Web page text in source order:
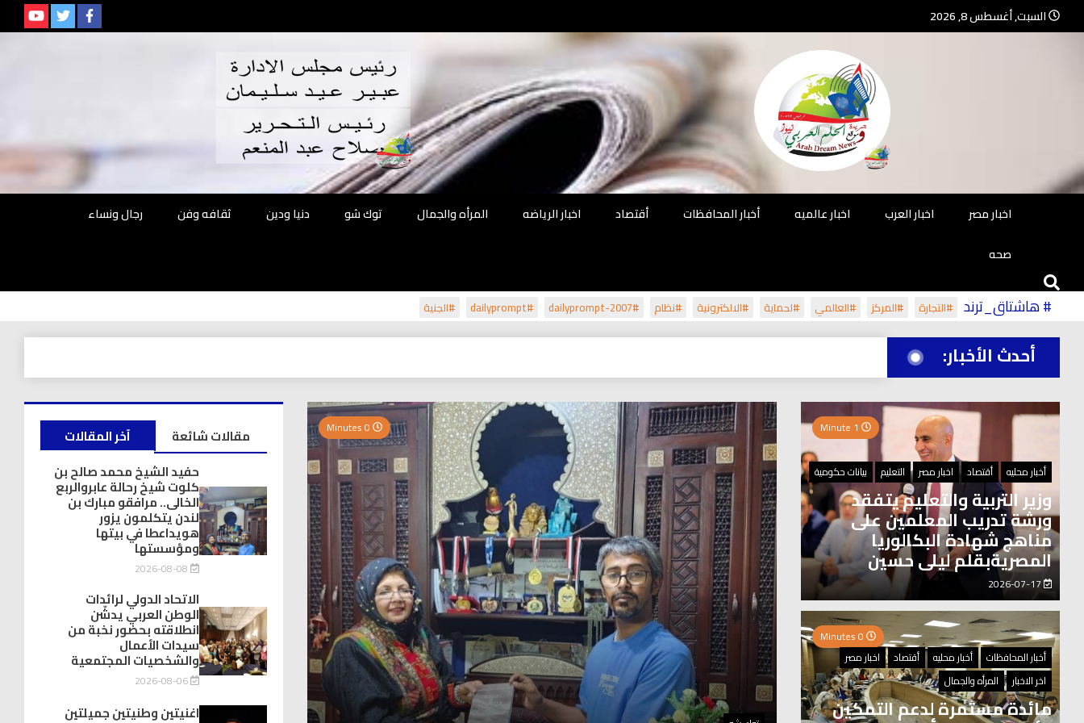
السبت, أغسطس 8, 2026
جريدة الحلم
العربي نيوز
جريدة مستقلة – صحافة تضيئ لك الواقع
اخبار مصر
اخبار العرب اخبار عالميه أخبار المحافظات أقتصاد اخبار الرياضه المرأه والجمال توك شو دنيا ودين ثقافه وفن
رجال ونساء
صحه
# هاشتاق_ترند #التجارة #المركز #العالمي #لحماية #الالكترونية #نظام #dailyprompt-2007
#dailyprompt #الجنية
أحدث الأخبار:
أخبار محليه أقتصاد اخبار مصر التعليم بيانات حكومية
وزير التربية والتعليم يتفقد
ورشة تدريب المعلمين على
مناهج شهادة البكالوريا
المصريةبقلم ليلى حسين
2026-07-17
أخبار المحافظات
أخبار محليه أقتصاد
اخبار مصر
اخر الاخبار
المرأه والجمال
مائدة مستمرة لدعم التمكين
0 Minutes آخر المقالات
مقالات شائعة
حفيد الشيخ محمد صالح بن
كلوت شيخ رحالة عابروالربع
الخالى.. مرافقو مبارك بن
لندن يتكلمون يزور
هويداعطا في بيتها
ومؤسستها
2026-08-08
الاتحاد الدولي لرائدات
الوطن العربي يدشّن
انطلاقته بحضور نخبة من
سيدات الأعمال
والشخصيات المجتمعية
2026-08-06
اغنيتين وطنيتين جميلتين